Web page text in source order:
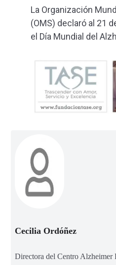
La Organización
(OMS) declaró al 21
el Día Mundial del
Cecilia Ordóñez
Directora del Centro Alzheimer